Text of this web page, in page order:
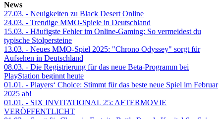
News
27.03. - Neuigkeiten zu Black Desert Online
24.03. - Trendige MMO-Spiele in Deutschland
15.03. - Häufigste Fehler im Online-Gaming: So vermeidest du
typische Stolpersteine
13.03. - Neues MMO-Spiel 2025: "Chrono Odyssey" sorgt für
Aufsehen in Deutschland
08.03. - Die Registrierung für das neue Beta-Programm bei
PlayStation beginnt heute
01.01. - Players‘ Choice: Stimmt für das beste neue Spiel im Februar
2025 ab!
01.01. - SIX INVITATIONAL 25: AFTERMOVIE
VERÖFFENTLICHT